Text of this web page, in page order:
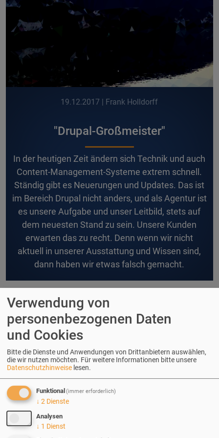
19.12.2017 | Frank Holldorff
"Drupal-Großmeister"
In der heutigen Zeit ändern sich Technik und auch
Content-Management-Systeme extrem schnell.
Ständig gibt es Neuerungen und Updates. Das ist
im Bereich Drupal nicht anders, und als Agentur ist
es unsere Aufgabe und unser Leitbild, stets auf
dem neuesten Stand zu sein. Unsere Kunden
erwarten das zu recht. Denn wenn wir nicht
aktuell in unserer Ausstattung und Wissen sind,
dann haben wir etwas falsch gemacht.
Über erdfisch
Der Drupal-Experte erdfisch mit Sitz in
Verwendung von
personenbezogenen Daten
und Cookies
Bitte die Dienste und Anwendungen von Drittanbietern auswählen,
die wir nutzen möchten. Für weitere Informationen bitte unsere
Datenschutzhinweise lesen.
Funktional(immer erforderlich)
↓ 2 Dienste
Analysen
↓ 1 Dienst